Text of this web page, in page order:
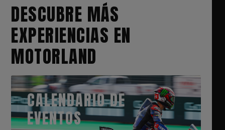
DESCUBRE MÁS
EXPERIENCIAS EN
MOTORLAND
CALENDARIO DE
EVENTOS